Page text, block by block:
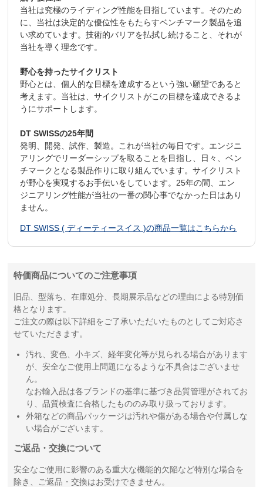
当社は究極のライディング性能を目指しています。そのため
に、当社は決定的な優位性をもたらすベンチマーク製品を追
い求めています。技術的バリアを払拭し続けること、それが
当社を導く理念です。
野心を持ったサイクリスト
野心とは、個人的な目標を達成するという強い願望であると
考えます。当社は、サイクリストがこの目標を達成できるよ
うにサポートします。
DT SWISSの25年間
発明、開発、試作、製造。これが当社の毎日です。エンジニ
アリングでリーダーシップを取ることを目指し、日々、ベン
チマークとなる製品作りに取り組んでいます。サイクリスト
が野心を実現するお手伝いをしています。25年の間、エン
ジニアリング性能が当社の一番の関心事でなかった日はあり
ません。
DT SWISS ( ディーティースイス )の商品一覧はこちらから
特価商品についてのご注意事項
旧品、型落ち、在庫処分、長期展示品などの理由による特別価
格となります。
ご注文の際は以下詳細をご了承いただいたものとしてご対応さ
せていただきます。
汚れ、変色、小キズ、経年変化等が見られる場合があります
が、安全なご使用上問題になるような不具合はございませ
ん。
なお輸入品は各ブランドの基準に基づき品質管理がされてお
り、品質検査に合格したもののみ取り扱っております。
外箱などの商品パッケージは汚れや傷がある場合や付属しな
い場合がございます。
ご返品・交換について
安全なご使用に影響のある重大な機能的欠陥など特別な場合を
除き、ご返品・交換はお受けできません。